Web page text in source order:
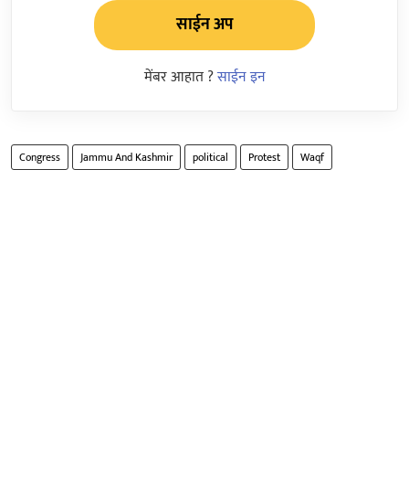
साईन अप
मेंबर आहात ?साईन इन
Congress Jammu And Kashmir political Protest Waqf